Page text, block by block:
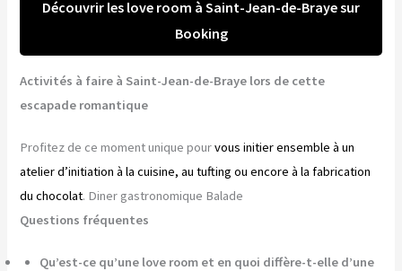
Découvrir les love room à Saint-Jean-de-Braye sur
Booking
Activités à faire à Saint-Jean-de-Braye lors de cette
escapade romantique
Profitez de ce moment unique pourvous initier ensemble à un
atelier d’initiation à la cuisine, au tufting ou encore à la fabrication
du chocolat. Diner gastronomique Balade
Questions fréquentes
Qu’est-ce qu’une love room et en quoi diffère-t-elle d’une